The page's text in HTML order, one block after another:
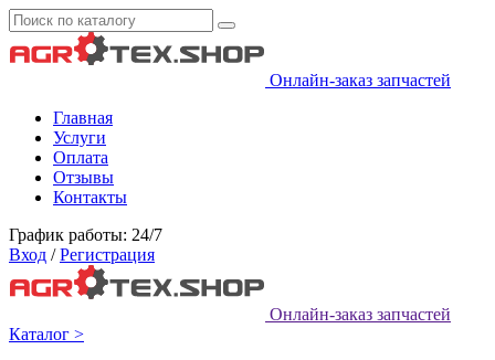
Онлайн-заказ запчастей
Главная
Услуги
Оплата
Отзывы
Контакты
График работы: 24/7
Вход / Регистрация
Онлайн-заказ запчастей
Каталог >